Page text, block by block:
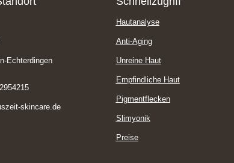
Echterdingen
skincare.de
Hautanalyse
Anti-Aging
Unreine Haut
Empfindliche Haut
Pigmentflecken
Slimyonik
Preise